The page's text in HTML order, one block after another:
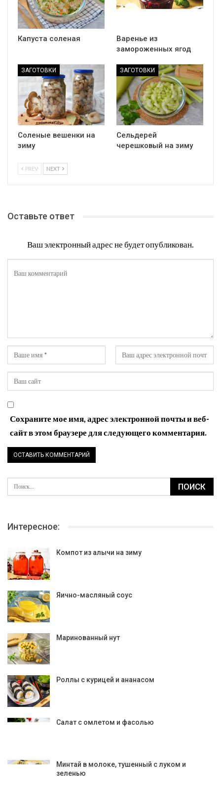
Капуста соленая
Варенье из
замороженных ягод
ЗАГОТОВКИ
Соленые вешенки на
зиму
ЗАГОТОВКИ
Сельдерей
черешковый на зиму
PREV NEXT
Оставьте ответ
Ваш электронный адрес не будет опубликован.
Сохраните мое имя, адрес электронной почты и веб-
сайт в этом браузере для следующего комментария.
Интересное:
Компот из алычи на зиму
Яично-масляный соус
Маринованный нут
Роллы с курицей и ананасом
Салат с омлетом и фасолью
Минтай в молоке, тушенный с луком и
зеленью